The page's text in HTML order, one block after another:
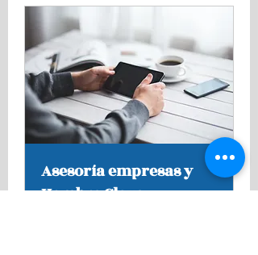
Asesoría empresas y
Hombre Clave